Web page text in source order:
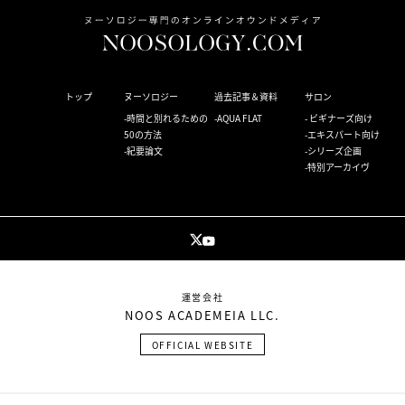
トップ
ヌーソロジー
時間と別れるための
50の方法
紀要論文
過去記事＆資料
AQUA FLAT
サロン
ビギナーズ向け
エキスパート向け
シリーズ企画
特別アーカイヴ
運営会社
NOOS ACADEMEIA LLC.
OFFICIAL WEBSITE